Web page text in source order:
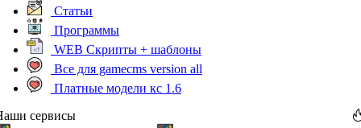
Статьи
Программы
WEB Скрипты + шаблоны
Все для gamecms version all
Платные модели кс 1.6
сервисы